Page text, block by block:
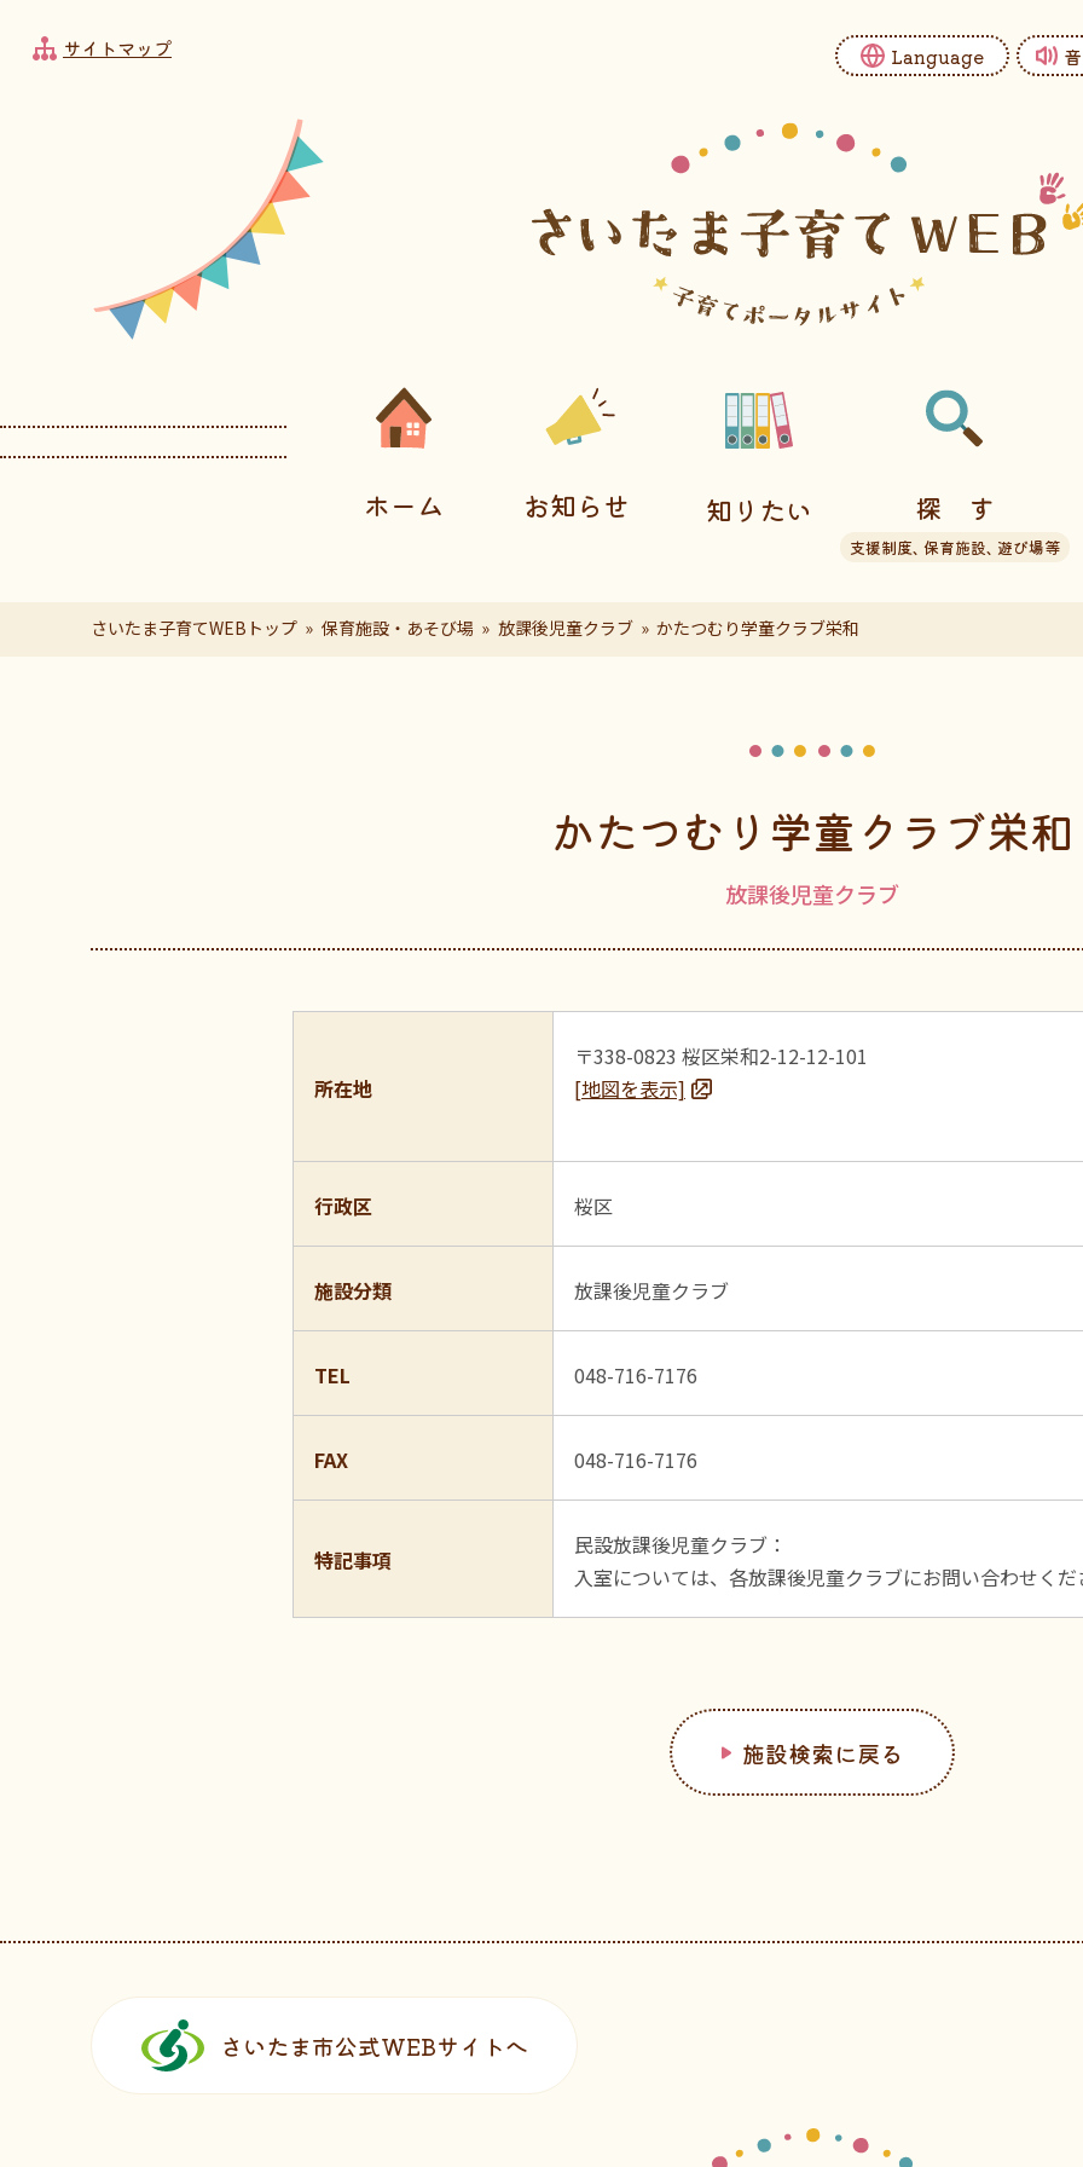
サイトマップ Language
ホーム お知らせ 知りたい 探す
支援制度、 保育施設、 遊び場等
さいたま子育てWEBトップ 保育施設・あそび場 放課後児童クラブ かたつむり学童クラブ栄和
かたつむり学童クラブ栄和
放課後児童クラブ
所在地
〒338-0823 桜区栄和2-12-12-101
[地図を表示]
行政区 桜区
施設分類 放課後児童クラブ
TEL 048-716-7176
FAX 048-716-7176
特記事項
民設放課後児童クラブ：
入室については、各放課後児童クラブにお問い合わせく
施設検索に戻る
さいたま市公式WEBサイトへ